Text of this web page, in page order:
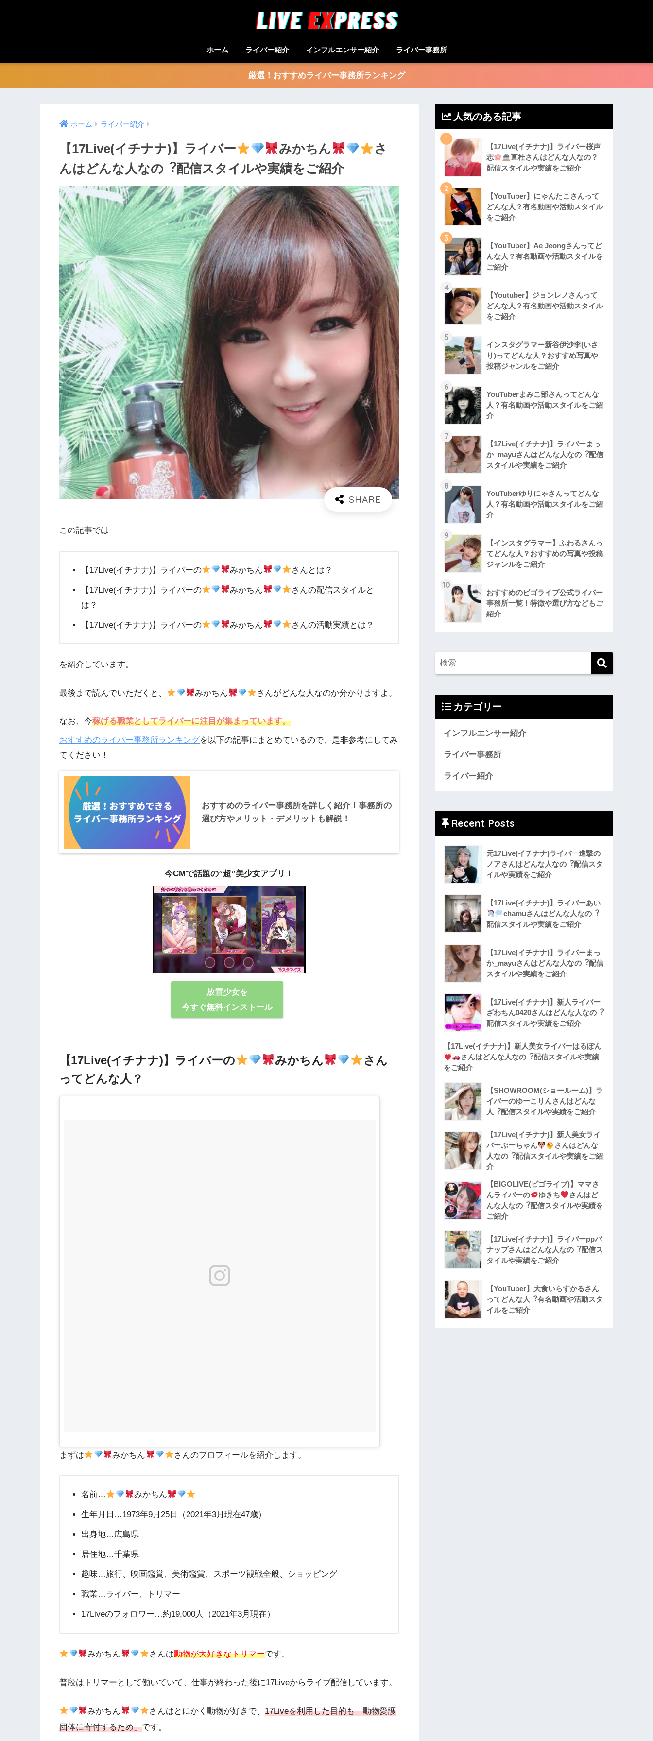
ホーム ライバー紹介 インフルエンサー紹介 ライバー事務所
厳選！おすすめライバー事務所ランキング
ホーム ライバー紹介
【17Live(イチナナ)】ライバー みかちん
さ
んはどんな人なの︖配信スタイルや実績をご紹介
この記事では
【17Live(イチナナ)】ライバーの みかちん さんとは？
【17Live(イチナナ)】ライバーの みかちん
さんの配信スタイルと
は？
【17Live(イチナナ)】ライバーの みかちん さんの活動実績とは？
を紹介しています。
最後まで読んでいただくと、 みかちん さんがどんな人なのか分かりますよ。
なお、今稼げる職業としてライバーに注目が集まっています。
おすすめのライバー事務所ランキングを以下の記事にまとめているので、是非参考にしてみ
てください！
おすすめのライバー事務所を詳しく紹介！事務所の
選び方やメリット・デメリットも解説！
今CMで話題の”超”美少女アプリ！
放置少女を
今すぐ無料インストール
【17Live(イチナナ)】ライバーの みかちん
さん
ってどんな⼈？
まずは みかちん さんのプロフィールを紹介します。
名前… みかちん
生年月日…1973年9月25日（2021年3月現在47歳）
出身地…広島県
居住地…千葉県
趣味…旅行、映画鑑賞、美術鑑賞、スポーツ観戦全般、ショッピング
職業…ライバー、トリマー
17Liveのフォロワー…約19,000人（2021年3月現在）
みかちん さんは動物が大好きなトリマーです。
普段はトリマーとして働いていて、仕事が終わった後に17Liveからライブ配信しています。
みかちん さんはとにかく動物が好きで、 17Liveを利用した目的も「動物愛護
団体に寄付するため」です。
人気のある記事
1
【17Live(イチナナ)】ライバー桜声
志
直杜さんはどんな人なの？
配信スタイルや実績をご紹介
2
【YouTuber】にゃんたこさんって
どんな⼈？有名動画や活動スタイル
をご紹介
3
【YouTuber】Ae Jeongさんってど
んな⼈？有名動画や活動スタイルを
ご紹介
4
【Youtuber】ジョンレノさんって
どんな人？有名動画や活動スタイル
をご紹介
5
インスタグラマー新谷伊沙李(いさ
り)ってどんな⼈？おすすめ写真や
投稿ジャンルをご紹介
6
YouTuberまみこ部さんってどんな
⼈？有名動画や活動スタイルをご紹
介
7
【17Live(イチナナ)】ライバーまっ
か_mayuさんはどんな人なの︖配信
スタイルや実績をご紹介
8
YouTuberゆりにゃさんってどんな
⼈？有名動画や活動スタイルをご紹
介
9
【インスタグラマー】ふわるさんっ
てどんな人？おすすめの写真や投稿
ジャンルをご紹介
10
おすすめのビゴライブ公式ライバー
事務所一覧！特徴や選び方などもご
紹介
カテゴリー
インフルエンサー紹介
ライバー事務所
ライバー紹介
Recent Posts
元17Live(イチナナ)ライバー進撃の
ノアさんはどんな人なの︖配信スタ
イルや実績をご紹介
【17Live(イチナナ)】ライバーあい
chamuさんはどんな人なの︖
配信スタイルや実績をご紹介
【17Live(イチナナ)】ライバーまっ
か_mayuさんはどんな人なの︖配信
スタイルや実績をご紹介
【17Live(イチナナ)】新人ライバー
ざわちん0420さんはどんな人なの︖
配信スタイルや実績をご紹介
【17Live(イチナナ)】新人美女ライバーはるぽん
さんはどんな人なの︖配信スタイルや実績
をご紹介
【SHOWROOM(ショールーム)】ラ
イバーのゆーこりんさんはどんな
人︖配信スタイルや実績をご紹介
【17Live(イチナナ)】新人美女ライ
バーぷーちゃん
さんはどんな
人なの︖配信スタイルや実績をご紹
介
【BIGOLIVE(ビゴライブ)】ママさ
んライバーの
ゆきち
さんはど
んな人なの︖配信スタイルや実績を
ご紹介
【17Live(イチナナ)】ライバーppパ
ナップさんはどんな人なの︖配信ス
タイルや実績をご紹介
【YouTuber】大食いらすかるさん
ってどんな⼈︖有名動画や活動スタ
イルをご紹介